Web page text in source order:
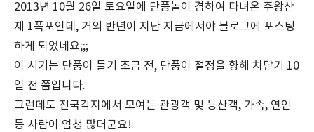
2013년 10월 26일 토요일에 단풍놀이 겸하여 다녀온 주왕산
제 1폭포인데, 거의 반년이 지난 지금에서야 블로그에 포스팅
하게 되었네요;;;
이 시기는 단풍이 들기 조금 전, 단풍이 절정을 향해 치닫기 10
일 전 쯤입니다.
그런데도 전국각지에서 모여든 관광객 및 등산객, 가족, 연인
등 사람이 엄청 많더군요!